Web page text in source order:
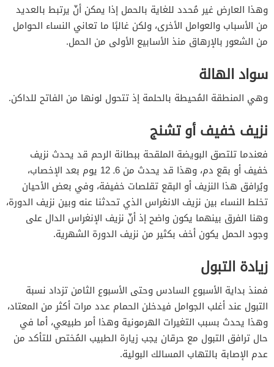
وهذا العارض غير مُحدد للغاية بالحمل إذا يمكن أنّ يرتبط بالعديد
من الأسباب والعوامل الأخرى، ولكن غالبًا ما تعاني النساء الحوامل
من الشعور بالإرهاق منذ الأسابيع الأولى من الحمل.
سواد الهالة
وهي المنطقة المُحيطة بالحلمة إذ تتحول لونها من الفاتح للداكن.
نزيف خفيف أو تشنج
فعندما تلتصق البويضة الملقحة ببطانة الرحم قد يحدث نزيف
خفيف أو بقع دم، وهذا قد يحدث من 6ـ 12 يوم بعد الإخصاب،
ويُرافق هذا النزيف أو البقع تقلصات خفيفة، وفي بعض الأحيان
تخلط النساء بين نزيف الانغراس الذي تحدثنا عنه وبين نزيف الدورة،
وهنا الفرق بينهما يكون واضح إذ أنّ نزيف الإنغراس الدال على
وجود الحمل يكون أخف بكثير من نزيف الدورة الشهرية.
زيادة التبول
فمنذ بداية الأسبوع السادس وحتى الأسبوع الثامن تزداد نسبة
التبول عند أغلب الجوامل فيدخلن الحمام عدد مرات أكثر من المعتاد،
وهذا يحدث بسبب التغيرات الهرمونية وهذا أمر طبيعي، أما في
حال ترافق التبول مع حرقان يجب زيارة الطبيب المُختص للتأكد من
عدم الإصابة بالتهاب المسالك البولية.